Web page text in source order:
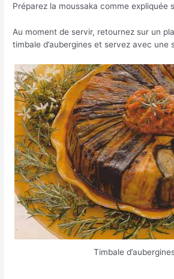
Préparez la moussaka comme expliquée
Au moment de servir, retournez sur un
timbale d’aubergines et servez avec une
Timbale